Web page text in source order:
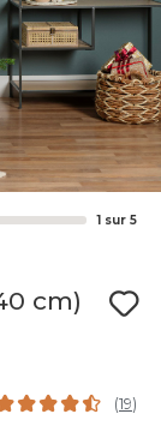
1 sur 5
cm)
(19)